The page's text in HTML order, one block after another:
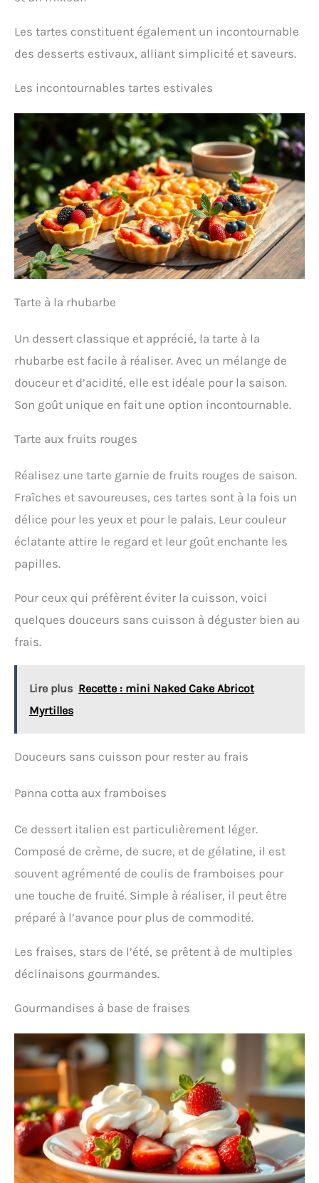
Les tartes constituent également un incontournable
des desserts estivaux, alliant simplicité et saveurs.
Les incontournables tartes estivales
Tarte à la rhubarbe
Un dessert classique et apprécié, la tarte à la
rhubarbe est facile à réaliser. Avec un mélange de
douceur et d’acidité, elle est idéale pour la saison.
Son goût unique en fait une option incontournable.
Tarte aux fruits rouges
Réalisez une tarte garnie de fruits rouges de saison.
Fraîches et savoureuses, ces tartes sont à la fois un
délice pour les yeux et pour le palais. Leur couleur
éclatante attire le regard et leur goût enchante les
papilles.
Pour ceux qui préfèrent éviter la cuisson, voici
quelques douceurs sans cuisson à déguster bien au
frais.
Lire plus Recette : mini Naked Cake Abricot
Myrtilles
Douceurs sans cuisson pour rester au frais
Panna cotta aux framboises
Ce dessert italien est particulièrement léger.
Composé de crème, de sucre, et de gélatine, il est
souvent agrémenté de coulis de framboises pour
une touche de fruité. Simple à réaliser, il peut être
préparé à l’avance pour plus de commodité.
Les fraises, stars de l’été, se prêtent à de multiples
déclinaisons gourmandes.
Gourmandises à base de fraises